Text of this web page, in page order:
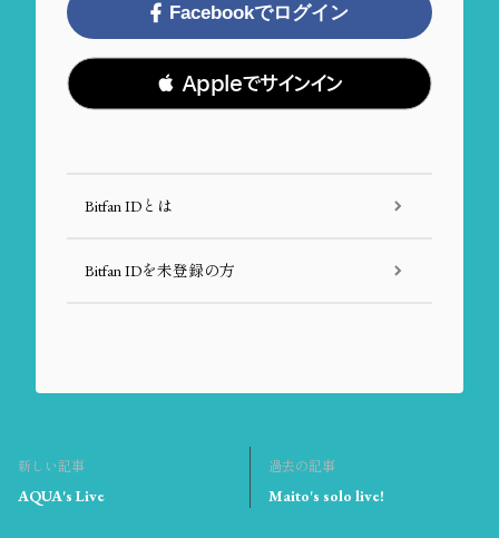
Facebookでログイン
 Appleでサインイン
Bitfan IDとは
Bitfan IDを未登録の方
新しい記事
AQUA's Live
過去の記事
Maito's solo live!